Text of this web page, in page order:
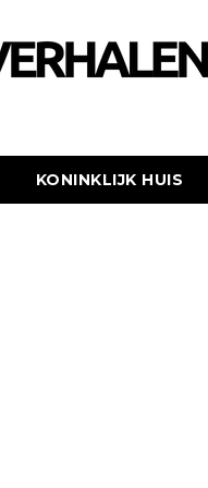
KONINKLIJK HUIS